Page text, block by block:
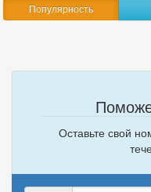
Популярность
Оставьте свой